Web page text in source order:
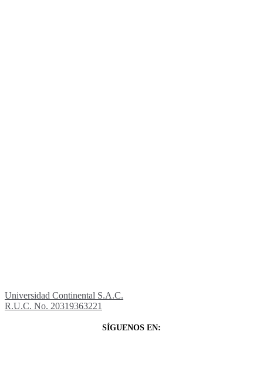
Universidad Continental S.A.C.
R.U.C. No. 20319363221
SÍGUENOS EN: